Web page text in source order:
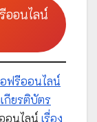
ออนไลน์
ฟรีออนไลน์
กียรติบัตร
อนไลน์ เรื่อง